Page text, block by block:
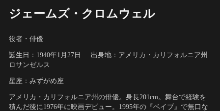
ジェームズ・クロムウェル
役者・俳優
誕生日：1940年1月27日
出身地：アメリカ・カリフォルニア州
ロサンゼルス
星座：みずがめ座
アメリカ・カリフォルニア州の俳優。身長201cm。舞台で経験を
積んだ後に1976年に映画デビュー。1995年の『ベイブ』で無口な